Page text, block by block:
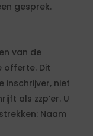
gesprek.
van de
offerte. Dit
niet
als zzp’er. U
Naam